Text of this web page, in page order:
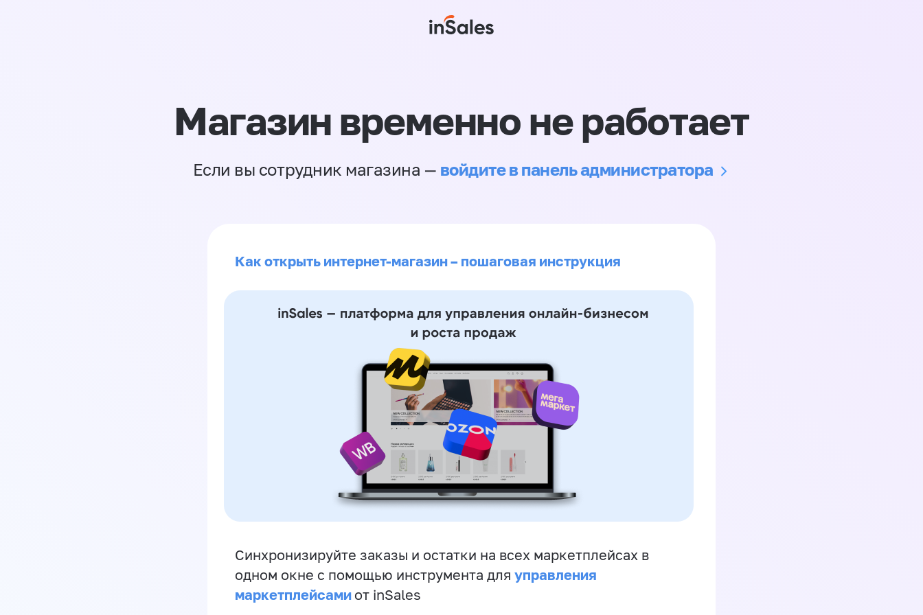
Магазин временно не работает
Если вы сотрудник магазина — войдите в панель администратора
Как открыть интернет-магазин – пошаговая инструкция
Синхронизируйте заказы и остатки на всех маркетплейсах в
одном окне с помощью инструмента для управления
маркетплейсами от inSales